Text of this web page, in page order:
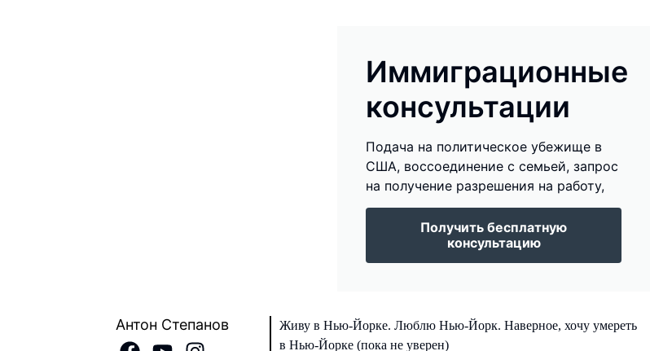
Иммиграционные
консультации
Подача на политическое убежище в
США, воссоединение с семьей, запрос
на получение разрешения на работу,
Получить бесплатную
консультацию
Антон Степанов
Живу в Нью-Йорке. Люблю Нью-Йорк. Наверное, хочу умереть
в Нью-Йорке (пока не уверен)